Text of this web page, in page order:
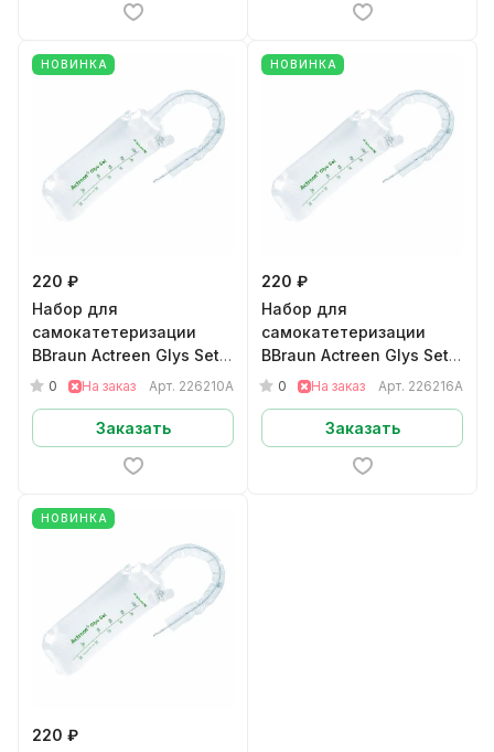
НОВИНКА
220 ₽
Набор для
самокатетеризации
BBraun Actreen Glys Set
мужскойНелатон CH10
0 На заказ Арт. 226210A
Заказать
НОВИНКА
220 ₽
Набор для
самокатетеризации
BBraun Actreen Glys Set
мужскойНелатон CH16
0 На заказ Арт. 226216A
Заказать
НОВИНКА
220 ₽